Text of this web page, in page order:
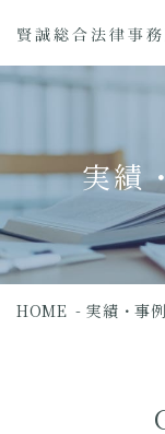
実績
HOME 実績・事